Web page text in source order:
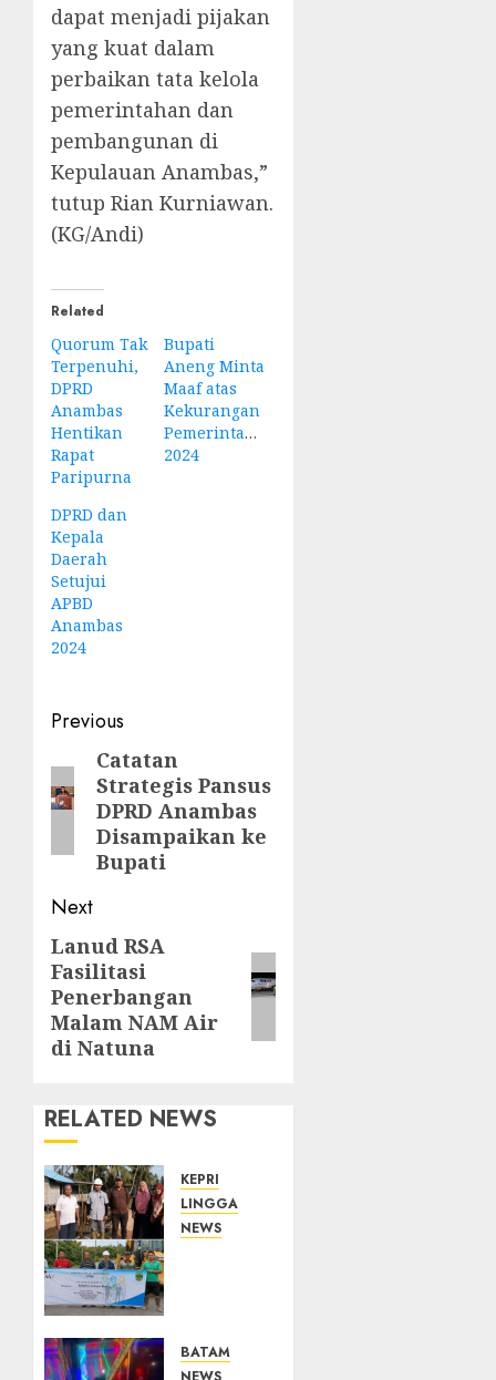
dapat menjadi pijakan
yang kuat dalam
perbaikan tata kelola
pemerintahan dan
pembangunan di
Kepulauan Anambas,”
tutup Rian Kurniawan.
(KG/Andi)
Related
Quorum Tak
Terpenuhi,
DPRD
Anambas
Hentikan
Rapat
Paripurna
Bupati
Aneng Minta
Maaf atas
Kekurangan
Pemerintahan
2024
DPRD dan
Kepala
Daerah
Setujui
APBD
Anambas
2024
Post
navigation
Previous
Previous
post:
Catatan
Strategis Pansus
DPRD Anambas
Disampaikan ke
Bupati
Next
Next
post:
Lanud RSA
Fasilitasi
Penerbangan
Malam NAM Air
di Natuna
RELATED NEWS
KEPRI
LINGGA
NEWS
Jembatan
BATAM